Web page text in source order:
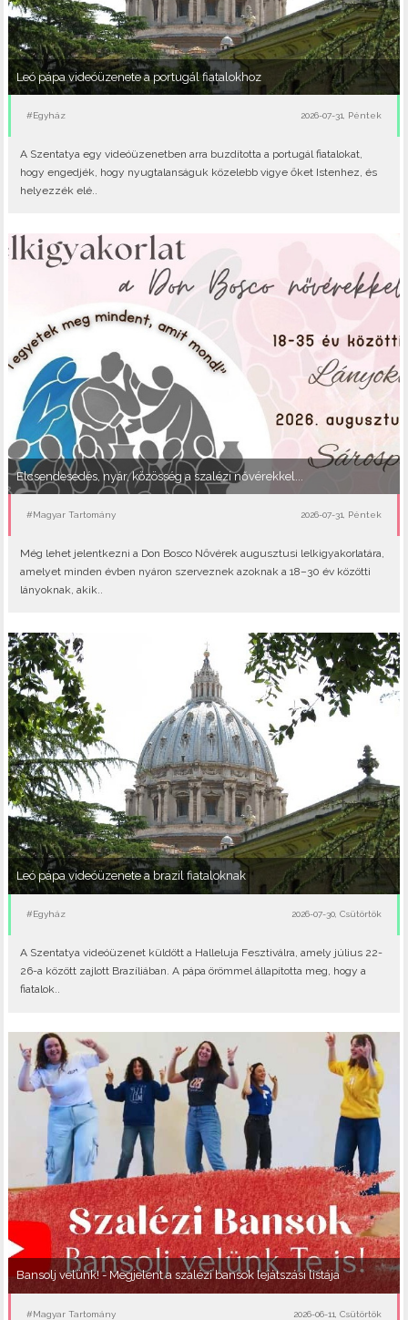
Leó pápa videóüzenete a portugál fiatalokhoz
#Egyház 2026-07-31, Péntek
A Szentatya egy videóüzenetben arra buzdította a portugál fiatalokat,
hogy engedjék, hogy nyugtalanságuk közelebb vigye őket Istenhez, és
helyezzék elé..
Elcsendesedés, nyár, közösség a szalézi nővérekkel...
#Magyar Tartomány 2026-07-31, Péntek
Még lehet jelentkezni a Don Bosco Nővérek augusztusi lelkigyakorlatára,
amelyet minden évben nyáron szerveznek azoknak a 18–30 év közötti
lányoknak, akik..
Leó pápa videóüzenete a brazil fiataloknak
#Egyház 2026-07-30, Csütörtök
A Szentatya videóüzenet küldött a Halleluja Fesztiválra, amely július 22-
26-a között zajlott Brazíliában. A pápa örömmel állapította meg, hogy a
fiatalok..
Bansolj velünk! - Megjelent a szalézi bansok lejátszási listája
#Magyar Tartomány 2026-06-11, Csütörtök